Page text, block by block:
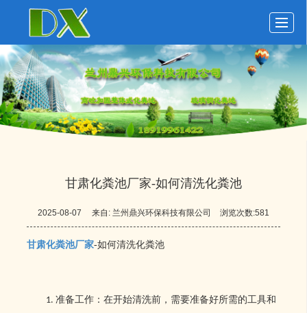
首页 玻璃钢化粪池 化粪池动态 化粪池展示关于鼎兴留言反馈联系我们 LBS
甘肃化粪池厂家​-如何清洗化粪池
2025-08-07 来自: 兰州鼎兴环保科技有限公司 浏览次数:581
甘肃化粪池厂家-如何清洗化粪池
1.准备工作：在开始清洗前，需要准备好所需的工具和